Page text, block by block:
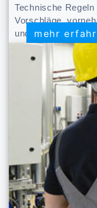
Technische
Vorschläge,
und mehr
mehr